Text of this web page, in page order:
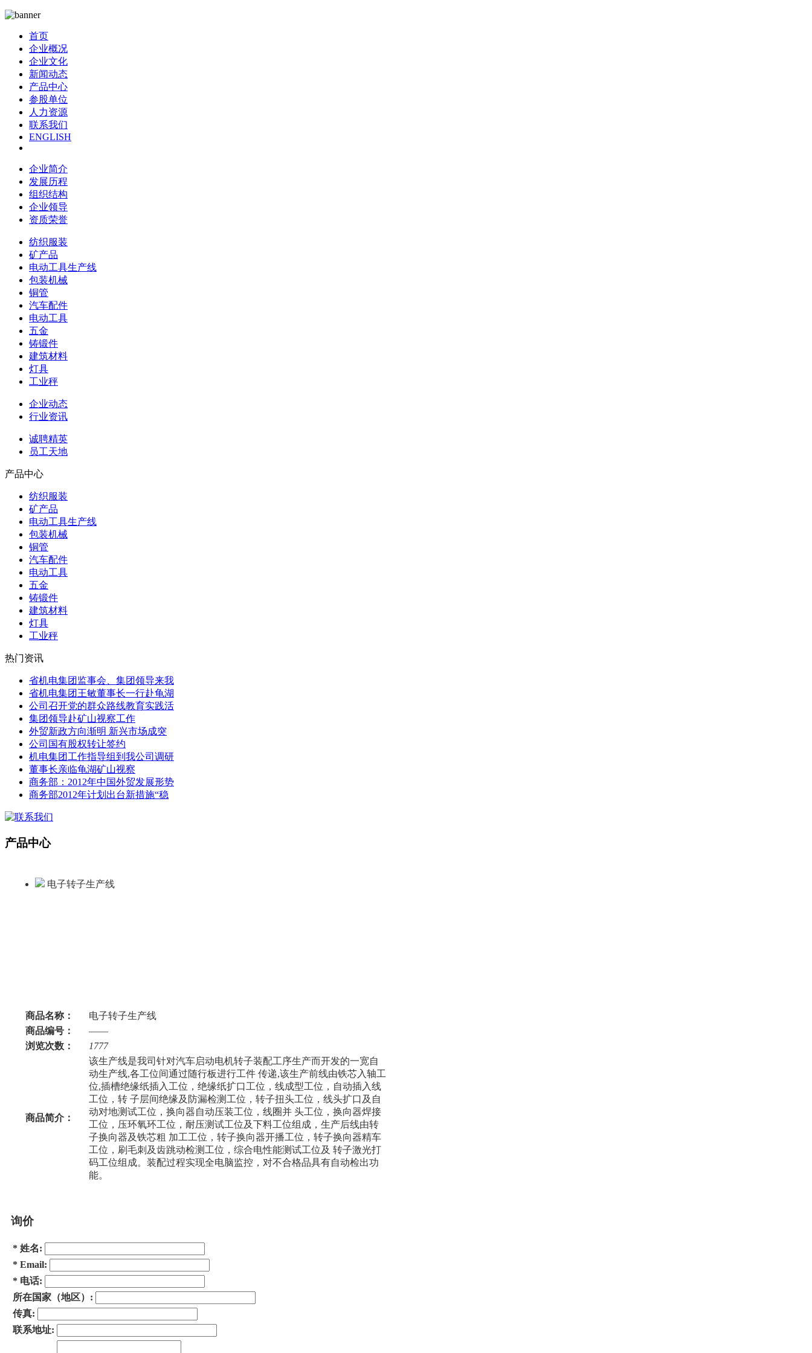
首页
企业概况
企业文化
新闻动态
产品中心
参股单位
人力资源
联系我们
ENGLISH
企业简介
发展历程
组织结构
企业领导
资质荣誉
纺织服装
矿产品
电动工具生产线
包装机械
铜管
汽车配件
电动工具
五金
铸锻件
建筑材料
灯具
工业秤
企业动态
行业资讯
诚聘精英
员工天地
产品中心
纺织服装
矿产品
电动工具生产线
包装机械
铜管
汽车配件
电动工具
五金
铸锻件
建筑材料
灯具
工业秤
热门资讯
省机电集团监事会、集团领导来我
省机电集团王敏董事长一行赴龟湖
公司召开党的群众路线教育实践活
集团领导赴矿山视察工作
外贸新政方向渐明 新兴市场成突
公司国有股权转让签约
机电集团工作指导组到我公司调研
董事长亲临龟湖矿山视察
商务部：2012年中国外贸发展形势
商务部2012年计划出台新措施“稳
产品中心
电子转子生产线
商品名称：
电子转子生产线
商品编号：
——
浏览次数：
1777
商品简介：
该生产线是我司针对汽车启动电机转子装配工序生产而开发的一宽自
动生产线,各工位间通过随行板进行工件 传递,该生产前线由铁芯入轴工
位,插槽绝缘纸插入工位，绝缘纸扩口工位，线成型工位，自动插入线
工位，转 子层间绝缘及防漏检测工位，转子扭头工位，线头扩口及自
动对地测试工位，换向器自动压装工位，线圈并 头工位，换向器焊接
工位，压环氧环工位，耐压测试工位及下料工位组成，生产后线由转
子换向器及铁芯粗 加工工位，转子换向器开播工位，转子换向器精车
工位，刷毛刺及齿跳动检测工位，综合电性能测试工位及 转子激光打
码工位组成。装配过程实现全电脑监控，对不合格品具有自动检出功
能。
询价
* 姓名:
* Email:
* 电话:
所在国家（地区）:
传真:
联系地址: